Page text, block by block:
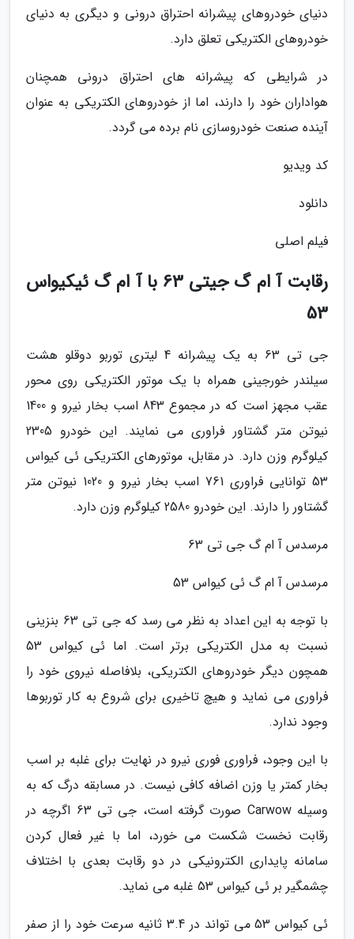
دنیای خودروهای پیشرانه احتراق درونی و دیگری به دنیای
خودروهای الکتریکی تعلق دارد.
در شرایطی که پیشرانه های احتراق درونی همچنان
هواداران خود را دارند، اما از خودروهای الکتریکی به عنوان
آینده صنعت خودروسازی نام برده می گردد.
کد ویدیو
دانلود
فیلم اصلی
رقابت آ ام گ جیتی 63 با آ ام گ ئیکیواس
53
جی تی 63 به یک پیشرانه 4 لیتری توربو دوقلو هشت
سیلندر خورجینی همراه با یک موتور الکتریکی روی محور
عقب مجهز است که در مجموع 843 اسب بخار نیرو و 1400
نیوتن متر گشتاور فراوری می نمایند. این خودرو 2305
کیلوگرم وزن دارد. در مقابل، موتورهای الکتریکی ئی کیواس
53 توانایی فراوری 761 اسب بخار نیرو و 1020 نیوتن متر
گشتاور را دارند. این خودرو 2580 کیلوگرم وزن دارد.
مرسدس آ ام گ جی تی 63
مرسدس آ ام گ ئی کیواس 53
با توجه به این اعداد به نظر می رسد که جی تی 63 بنزینی
نسبت به مدل الکتریکی برتر است. اما ئی کیواس 53
همچون دیگر خودروهای الکتریکی، بلافاصله نیروی خود را
فراوری می نماید و هیچ تاخیری برای شروع به کار توربوها
وجود ندارد.
با این وجود، فراوری فوری نیرو در نهایت برای غلبه بر اسب
بخار کمتر یا وزن اضافه کافی نیست. در مسابقه درگ که به
وسیله Carwow صورت گرفته است، جی تی 63 اگرچه در
رقابت نخست شکست می خورد، اما با غیر فعال کردن
سامانه پایداری الکترونیکی در دو رقابت بعدی با اختلاف
چشمگیر بر ئی کیواس 53 غلبه می نماید.
ئی کیواس 53 می تواند در 3.4 ثانیه سرعت خود را از صفر